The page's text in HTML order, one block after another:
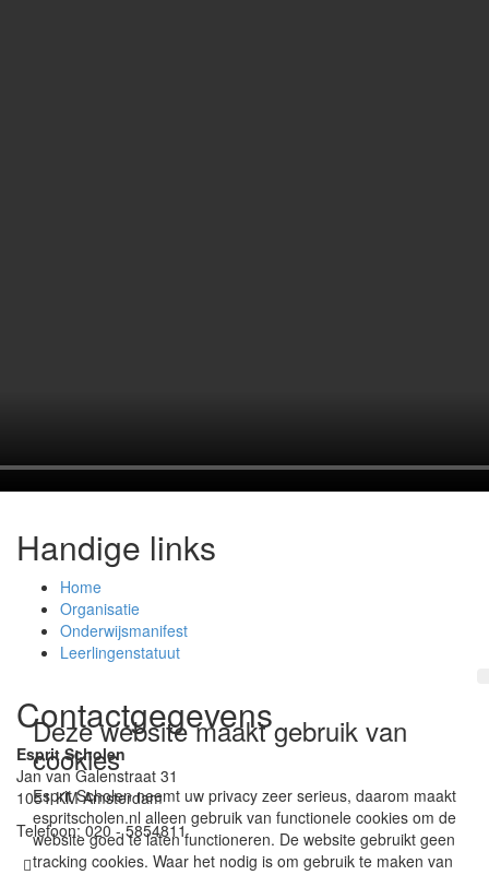
Handige links
Home
Organisatie
Onderwijsmanifest
Leerlingenstatuut
Contactgegevens
Esprit Scholen
Jan van Galenstraat 31
1051 KM Amsterdam
Telefoon: 020 - 5854811
Deze website maakt gebruik van
cookies
Esprit Scholen neemt uw privacy zeer serieus, daarom maakt
espritscholen.nl alleen gebruik van functionele cookies om de
website goed te laten functioneren. De website gebruikt geen
tracking cookies. Waar het nodig is om gebruik te maken van